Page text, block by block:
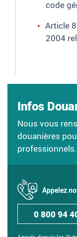
code
Article
2004
Infos
Nous vous
douanières
professionnels.
Appelez
0 800 94